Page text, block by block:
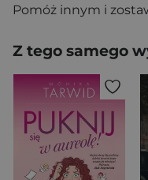
Pomóż innym i
Z tego samego